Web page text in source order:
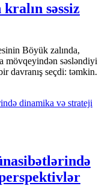
səssiz
Böyük zalında,
mövqeyindən səsləndiyi
davranış seçdi: təmkin.